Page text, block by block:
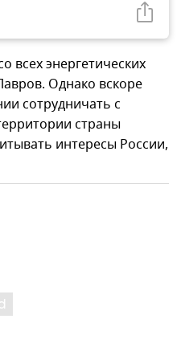
всех энергетических
Однако вскоре
сотрудничать с
страны
интересы России,